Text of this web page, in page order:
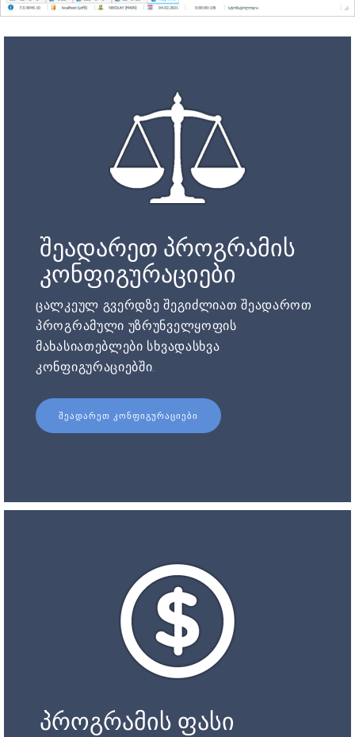
შეადარეთ პროგრამის
კონფიგურაციები
ცალკეულ გვერდზე შეგიძლიათ შეადაროთ
პროგრამული უზრუნველყოფის
მახასიათებლები სხვადასხვა
კონფიგურაციებში.
ᲨᲔᲐᲓᲐᲠᲔᲗ ᲙᲝᲜᲤᲘᲒᲣᲠᲐᲪᲘᲔᲑᲘ
პროგრამის ფასი